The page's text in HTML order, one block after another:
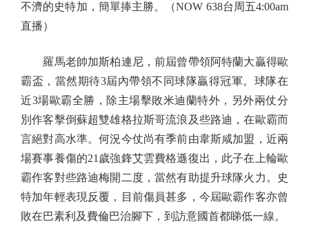
不濟的史特加，簡單捧主勝。（NOW 638台周五4:00am
直播）
羅馬老帥加斯柏連尼，前屆曾帶領阿特蘭大贏得歐
霸盃，當然期待3屆內帶領不同球隊贏得冠軍。球隊在
近3場歐霸全勝，除主場擊敗米迪蘭特外，另外兩仗分
別作客擊倒蘇超雙雄格拉斯哥流浪及些路迪，在歐霸而
言絕對高水準。何況今仗尚有季前由韋斯咸加盟，近兩
場賽事養傷的21歲強鋒艾雲費格遜復出，此子在上輪歐
霸作客對些路迪梅開二度，當然有助提升球隊火力。史
特加年輕表現反覆，目前傷員甚多，今屆歐霸作客亦曾
敗在巴素利及費倫巴治腳下，到訪意國首都睇低一線。